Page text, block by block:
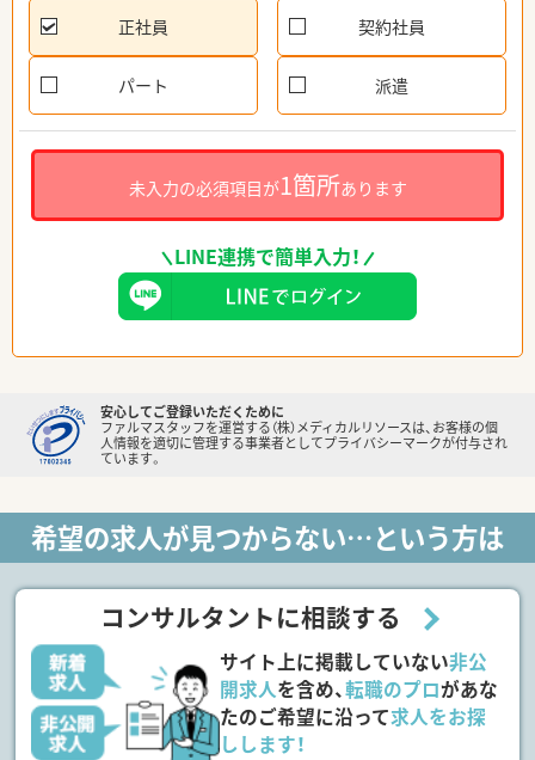
正社員 契約社員
パート 派遣
未入力の必須項目が1箇所あります
LINE連携で簡単入力！
安心してご登録いただくために
ファルマスタッフを運営する（株）メディカルリソースは、お客様の個
人情報を適切に管理する事業者としてプライバシーマークが付与され
ています。
希望の求人が見つからない…という方は
コンサルタントに相談する
サイト上に掲載していない非公
開求人を含め、転職のプロがあな
たのご希望に沿って求人をお探
しします！